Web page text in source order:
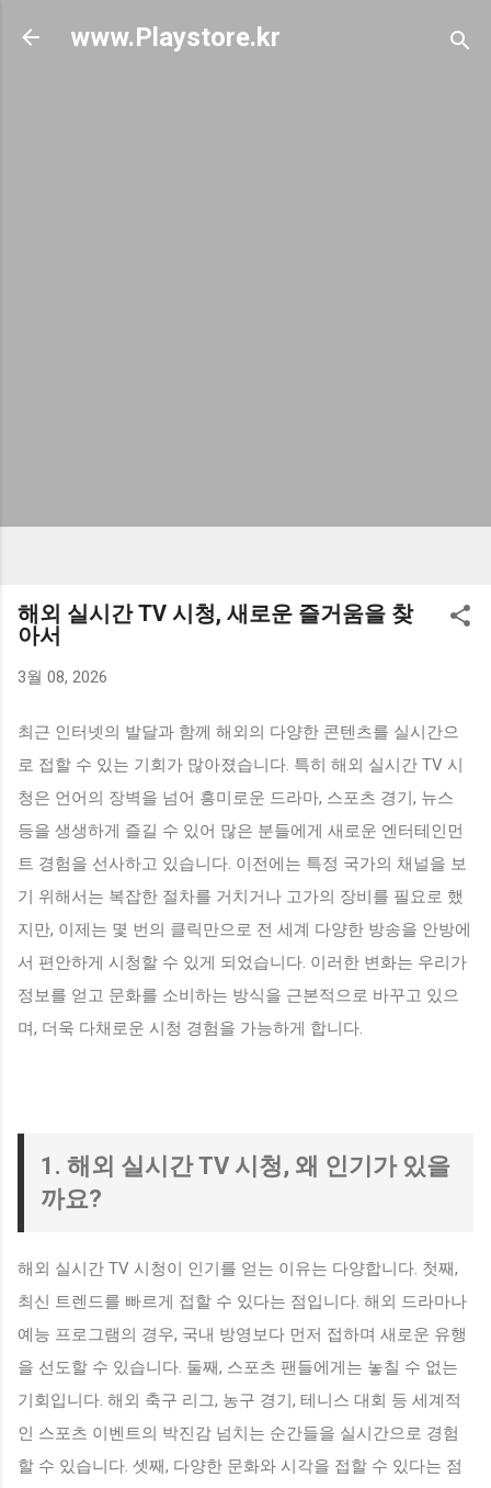
기본 콘텐츠로 건너뛰기
www.Playstore.kr
해외 실시간 TV 시청, 새로운 즐거움을 찾
아서
3월 08, 2026
최근 인터넷의 발달과 함께 해외의 다양한 콘텐츠를 실시간으
로 접할 수 있는 기회가 많아졌습니다. 특히 해외 실시간 TV 시
청은 언어의 장벽을 넘어 흥미로운 드라마, 스포츠 경기, 뉴스
등을 생생하게 즐길 수 있어 많은 분들에게 새로운 엔터테인먼
트 경험을 선사하고 있습니다. 이전에는 특정 국가의 채널을 보
기 위해서는 복잡한 절차를 거치거나 고가의 장비를 필요로 했
지만, 이제는 몇 번의 클릭만으로 전 세계 다양한 방송을 안방에
서 편안하게 시청할 수 있게 되었습니다. 이러한 변화는 우리가
정보를 얻고 문화를 소비하는 방식을 근본적으로 바꾸고 있으
며, 더욱 다채로운 시청 경험을 가능하게 합니다.
1. 해외 실시간 TV 시청, 왜 인기가 있을
까요?
해외 실시간 TV 시청이 인기를 얻는 이유는 다양합니다. 첫째,
최신 트렌드를 빠르게 접할 수 있다는 점입니다. 해외 드라마나
예능 프로그램의 경우, 국내 방영보다 먼저 접하며 새로운 유행
을 선도할 수 있습니다. 둘째, 스포츠 팬들에게는 놓칠 수 없는
기회입니다. 해외 축구 리그, 농구 경기, 테니스 대회 등 세계적
인 스포츠 이벤트의 박진감 넘치는 순간들을 실시간으로 경험
할 수 있습니다. 셋째, 다양한 문화와 시각을 접할 수 있다는 점